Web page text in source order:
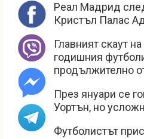
Реал Мадрид
Кристъл Палас
Главният скаут
годишния
продължително
През януари се
Уортън, но
Футболистът